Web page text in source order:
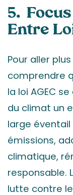
5.
Entre
Pour aller
comprendre
la loi AGEC
du climat un
large éventail
émissions,
climatique,
responsable.
lutte contre